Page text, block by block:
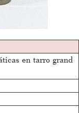
en tarro grand